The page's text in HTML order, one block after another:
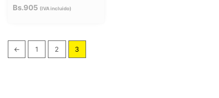
Bs.905 IVA incluido
← 1 2 3